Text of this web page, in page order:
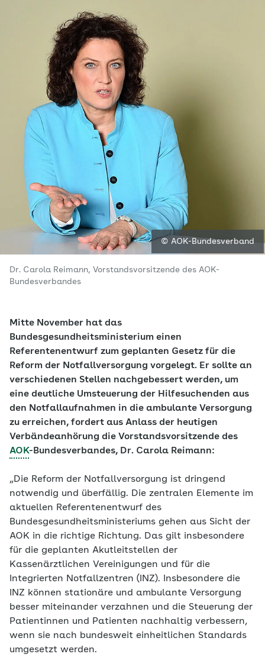
© AOK-Bundesverband
Dr. Carola Reimann, Vorstandsvorsitzende des AOK-
Bundesverbandes
Mitte November hat das
Bundesgesundheitsministerium einen
Referentenentwurf zum geplanten Gesetz für die
Reform der Notfallversorgung vorgelegt. Er sollte an
verschiedenen Stellen nachgebessert werden, um
eine deutliche Umsteuerung der Hilfesuchenden aus
den Notfallaufnahmen in die ambulante Versorgung
zu erreichen, fordert aus Anlass der heutigen
Verbändeanhörung die Vorstandsvorsitzende des
AOK-Bundesverbandes, Dr. Carola Reimann:
„Die Reform der Notfallversorgung ist dringend
notwendig und überfällig. Die zentralen Elemente im
aktuellen Referentenentwurf des
Bundesgesundheitsministeriums gehen aus Sicht der
AOK in die richtige Richtung. Das gilt insbesondere
für die geplanten Akutleitstellen der
Kassenärztlichen Vereinigungen und für die
Integrierten Notfallzentren (INZ). Insbesondere die
INZ können stationäre und ambulante Versorgung
besser miteinander verzahnen und die Steuerung der
Patientinnen und Patienten nachhaltig verbessern,
wenn sie nach bundesweit einheitlichen Standards
umgesetzt werden.